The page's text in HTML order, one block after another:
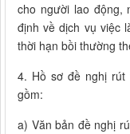
cho người lao động,
định về dịch vụ việc
thời hạn bồi thường
4. Hồ sơ đề nghị rút
gồm:
a) Văn bản đề nghị